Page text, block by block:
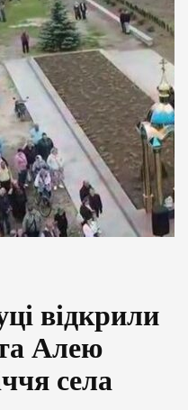
відкрили
Алею
села